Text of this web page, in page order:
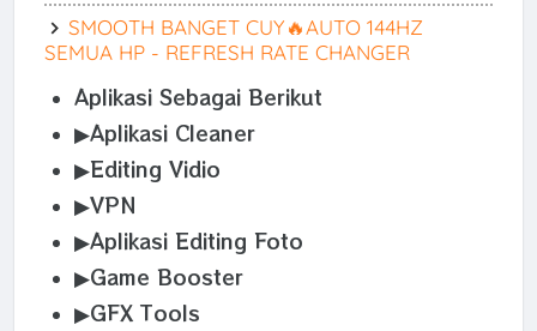
SMOOTH BANGET CUY🔥AUTO 144HZ
SEMUA HP - REFRESH RATE CHANGER
Aplikasi Sebagai Berikut
▶Aplikasi Cleaner
▶Editing Vidio
▶VPN
▶Aplikasi Editing Foto
▶Game Booster
▶GFX Tools